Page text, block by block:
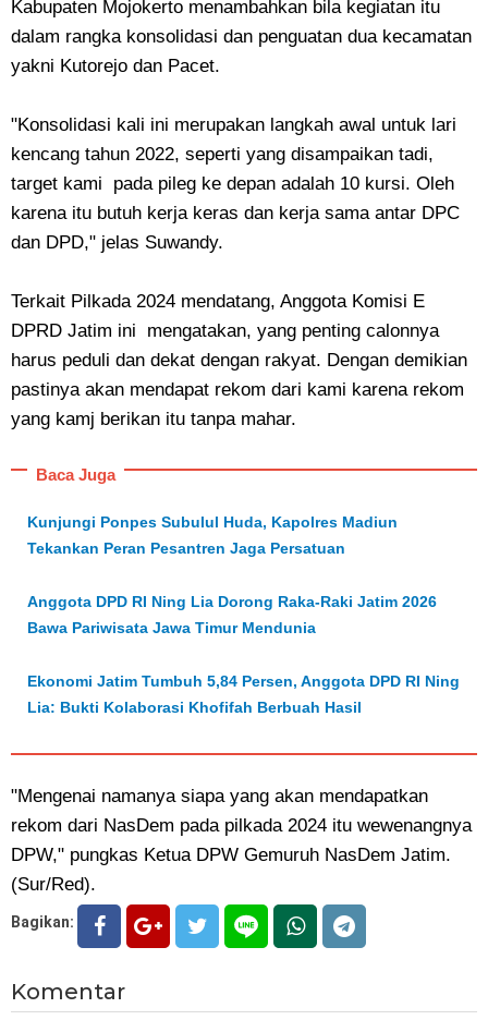
Kabupaten Mojokerto menambahkan bila kegiatan itu
dalam rangka konsolidasi dan penguatan dua kecamatan
yakni Kutorejo dan Pacet.
"Konsolidasi kali ini merupakan langkah awal untuk lari
kencang tahun 2022, seperti yang disampaikan tadi,
target kami pada pileg ke depan adalah 10 kursi. Oleh
karena itu butuh kerja keras dan kerja sama antar DPC
dan DPD," jelas Suwandy.
Terkait Pilkada 2024 mendatang, Anggota Komisi E
DPRD Jatim ini mengatakan, yang penting calonnya
harus peduli dan dekat dengan rakyat. Dengan demikian
pastinya akan mendapat rekom dari kami karena rekom
yang kamj berikan itu tanpa mahar.
Baca Juga
Kunjungi Ponpes Subulul Huda, Kapolres Madiun
Tekankan Peran Pesantren Jaga Persatuan
Anggota DPD RI Ning Lia Dorong Raka-Raki Jatim 2026
Bawa Pariwisata Jawa Timur Mendunia
Ekonomi Jatim Tumbuh 5,84 Persen, Anggota DPD RI Ning
Lia: Bukti Kolaborasi Khofifah Berbuah Hasil
"Mengenai namanya siapa yang akan mendapatkan
rekom dari NasDem pada pilkada 2024 itu wewenangnya
DPW," pungkas Ketua DPW Gemuruh NasDem Jatim.
(Sur/Red).
Bagikan:
Komentar